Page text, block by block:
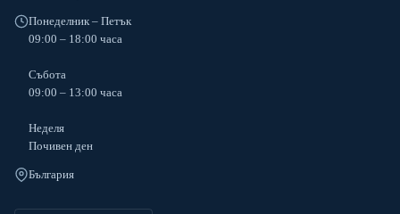
Понеделник – Петък
09:00 – 18:00 часа
Събота
09:00 – 13:00 часа
Неделя
Почивен ден
България